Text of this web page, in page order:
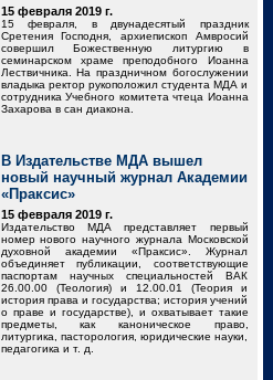
15 февраля 2019 г.
15 февраля, в двунадесятый праздник
Сретения Господня, архиепископ Амвросий
совершил Божественную литургию в
семинарском храме преподобного Иоанна
Лествичника. На праздничном богослужении
владыка ректор рукоположил студента МДА и
сотрудника Учебного комитета чтеца Иоанна
Захарова в сан диакона.
В Издательстве МДА вышел
новый научный журнал Академии
«Праксис»
15 февраля 2019 г.
Издательство МДА представляет первый
номер нового научного журнала Московской
духовной академии «Праксис». Журнал
объединяет публикации, соответствующие
паспортам научных специальностей ВАК
26.00.00 (Теология) и 12.00.01 (Теория и
история права и государства; история учений
о праве и государстве), и охватывает такие
предметы, как каноническое право,
литургика, пасторология, юридические науки,
педагогика и т. д.